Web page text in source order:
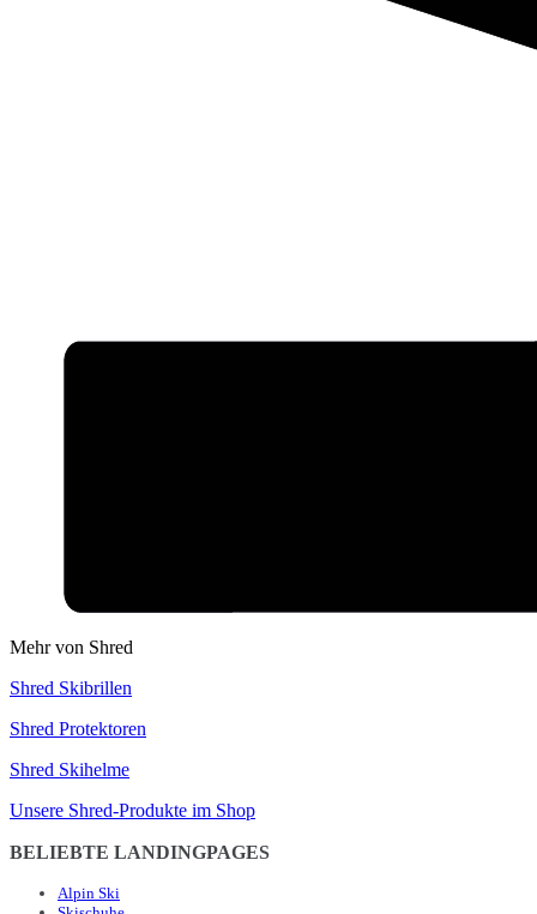
Mehr von Shred
Shred Skibrillen
Shred Protektoren
Shred Skihelme
Unsere Shred-Produkte im Shop
BELIEBTE LANDINGPAGES
Alpin Ski